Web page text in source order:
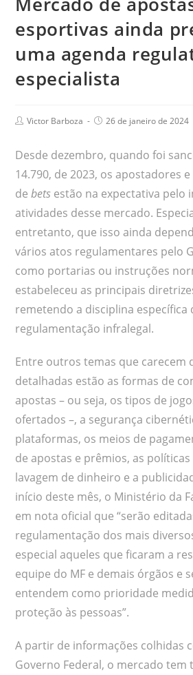
esportivas ainda
uma agenda
especialista
Victor Barboza 26 de janeiro de 2024
Desde dezembro, quando foi
14.790, de 2023, os apostadores
debets estão na expectativa pelo
atividades desse mercado.
entretanto, que isso ainda
vários atos regulamentares pelo
como portarias ou instruções
estabeleceu as principais
remetendo a disciplina específica
regulamentação infralegal.
Entre outros temas que carecem
detalhadas estão as formas de
apostas – ou seja, os tipos de
ofertados –, a segurança
plataformas, os meios de
de apostas e prêmios, as
lavagem de dinheiro e a
início deste mês, o Ministério da
em nota oficial que “serão
regulamentação dos mais
especial aqueles que ficaram a
equipe do MF e demais órgãos e
entendem como prioridade
proteção às pessoas”.
A partir de informações colhidas
Governo Federal, o mercado tem